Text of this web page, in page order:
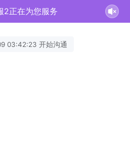
2正在为您服务
03:42:23 开始沟通